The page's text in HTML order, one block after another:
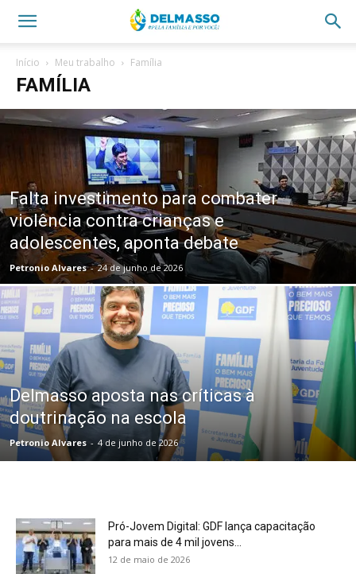
Início Meu trabalho Família
FAMÍLIA
Falta investimento para combater
violência contra crianças e
adolescentes, aponta debate
Petronio Alvares - 24 de junho de 2026
Delmasso aposta nas críticas à
doutrinação na escola
Petronio Alvares - 4 de junho de 2026
Pró-Jovem Digital: GDF lança capacitação
para mais de 4 mil jovens...
12 de maio de 2026